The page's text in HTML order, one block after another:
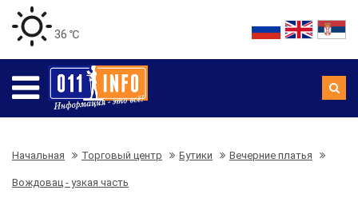
36 ℃
Начальная Торговый центр Бутики Вечерние платья
Вождовац - узкая часть